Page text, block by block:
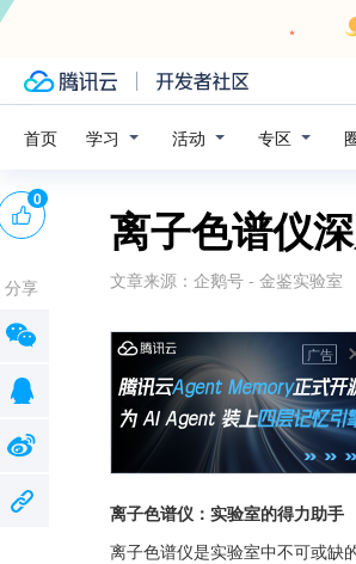
首页 学习 活动 专区
离子色谱仪
文章来源： 企鹅号 - 金鉴实验室
广告
离子色谱仪：实验室的得力助手
离子色谱仪是实验室中不可或缺
0
分享